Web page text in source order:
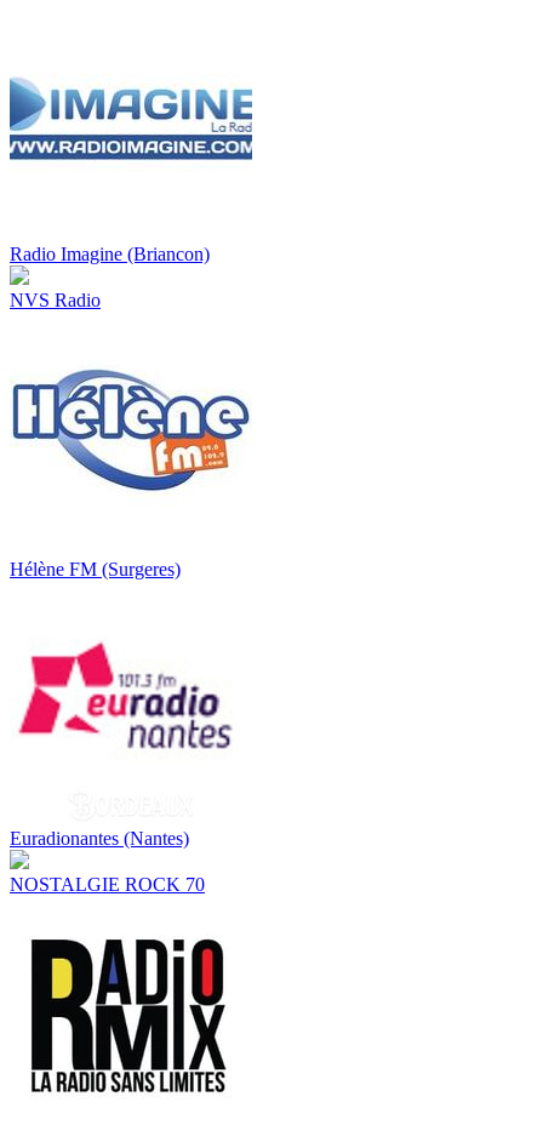
Radio Imagine (Briancon)
NVS Radio
Hélène FM (Surgeres)
Euradionantes (Nantes)
NOSTALGIE ROCK 70